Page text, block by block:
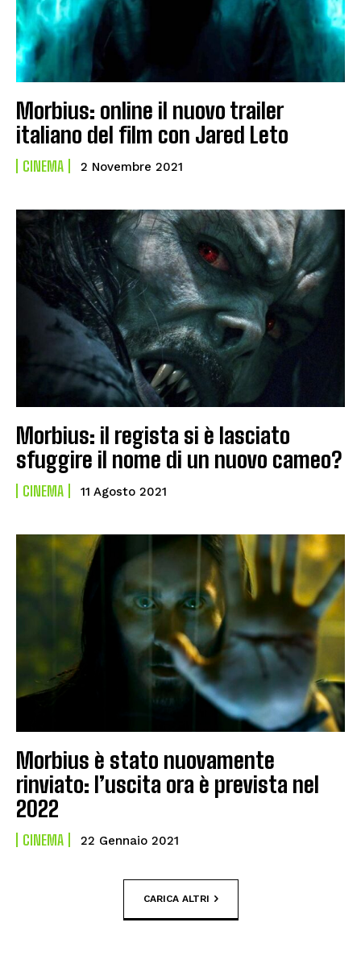
Morbius: online il nuovo trailer
italiano del film con Jared Leto
CINEMA 2 Novembre 2021
Morbius: il regista si è lasciato
sfuggire il nome di un nuovo cameo?
CINEMA 11 Agosto 2021
Morbius è stato nuovamente
rinviato: l’uscita ora è prevista nel
2022
CINEMA 22 Gennaio 2021
CARICA ALTRI